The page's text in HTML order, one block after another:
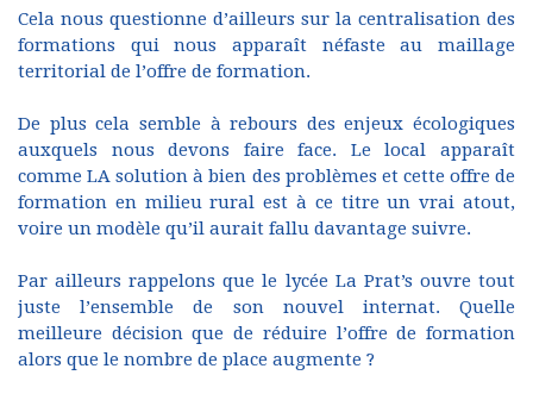
Cela nous questionne d’ailleurs sur la centralisation des
formations qui nous apparaît néfaste au maillage
territorial de l’offre de formation.
De plus cela semble à rebours des enjeux écologiques
auxquels nous devons faire face. Le local apparaît
comme LA solution à bien des problèmes et cette offre de
formation en milieu rural est à ce titre un vrai atout,
voire un modèle qu’il aurait fallu davantage suivre.
Par ailleurs rappelons que le lycée La Prat’s ouvre tout
juste l’ensemble de son nouvel internat. Quelle
meilleure décision que de réduire l’offre de formation
alors que le nombre de place augmente ?